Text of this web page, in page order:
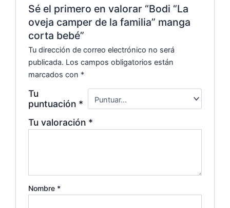
Sé el primero en valorar “Bodi “La
oveja camper de la familia” manga
corta bebé”
Tu dirección de correo electrónico no será
publicada. Los campos obligatorios están
marcados con *
Tu
puntuación *
Tu valoración *
Nombre *